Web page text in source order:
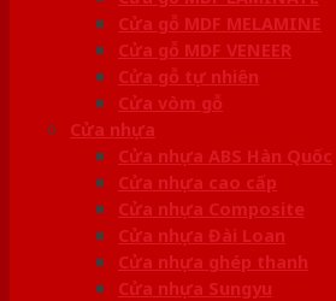
Cửa gỗ MDF MELAMINE
Cửa gỗ MDF VENEER
Cửa gỗ tự nhiên
Cửa vòm gỗ
Cửa nhựa
Cửa nhựa ABS Hàn Quốc
Cửa nhựa cao cấp
Cửa nhựa Composite
Cửa nhựa Đài Loan
Cửa nhựa ghép thanh
Cửa nhựa Sungyu